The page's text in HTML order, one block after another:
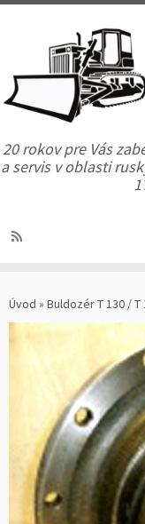
20 rokov pre Vás
a servis v oblasti
Úvod » Buldozér T 130 / T